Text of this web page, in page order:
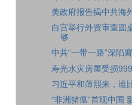
美政府报告揭中共海
白宫举行外资审查圆
够
中共“一带一路”深陷
寿光水灾房屋受损
习近平和薄熙来，谁
“非洲猪瘟”首现中国